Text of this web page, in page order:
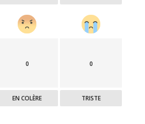
0
EN COLÈRE
0
TRISTE